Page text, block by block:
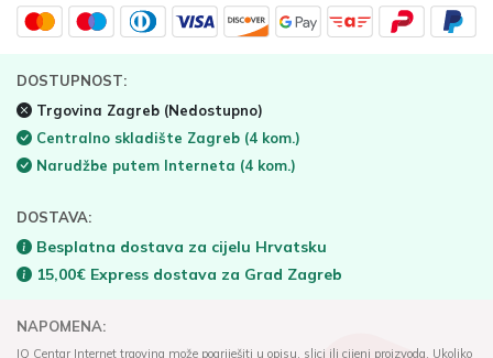
DOSTUPNOST:
Trgovina Zagreb (Nedostupno)
Centralno skladište Zagreb (4 kom.)
Narudžbe putem Interneta (4 kom.)
DOSTAVA:
Besplatna dostava za cijelu Hrvatsku
15,00€ Express dostava za Grad Zagreb
NAPOMENA:
IQ Centar Internet trgovina može pogriješiti u opisu, slici ili cijeni proizvoda. Ukoliko